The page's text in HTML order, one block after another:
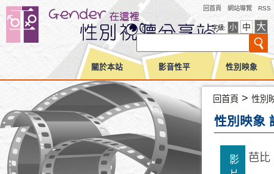
回首頁 網站導覽 RSS
字級: 小 中 大
關於本站 影音性平 性別映象
性別映象
回首頁 > 性別
影
芭比